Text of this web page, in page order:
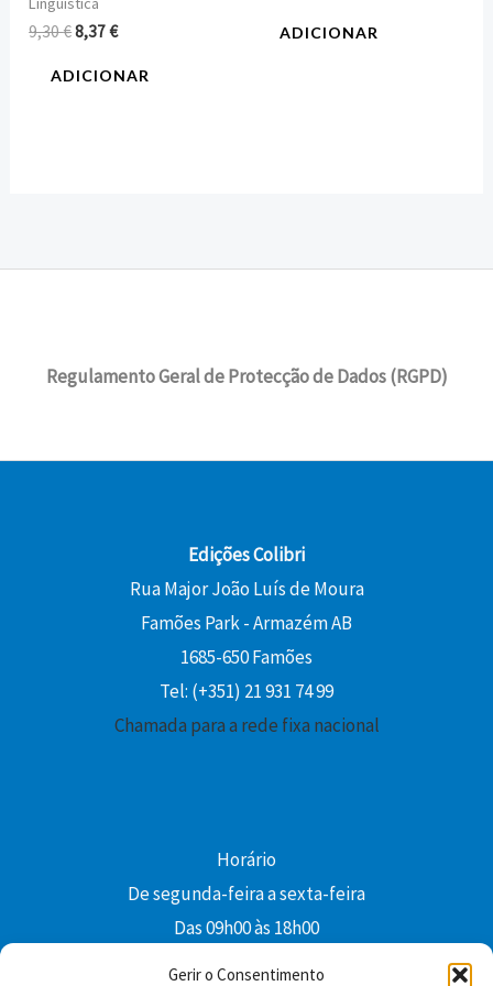
Gerir o Consentimento
9,30€8,37€
ADICIONAR
ADICIONAR
Regulamento Geral de Protecção de Dados (RGPD)
Edições Colibri
Rua Major João Luís de Moura
Famões Park - Armazém AB
1685-650 Famões
Tel: (+351) 21 931 74 99
Chamada para a rede fixa nacional
Horário
De segunda-feira a sexta-feira
Das 09h00 às 18h00